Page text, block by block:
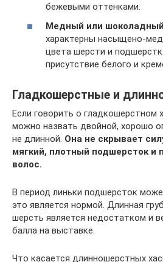
бежевыми оттенками.
Медный или
характерны насыщено-
цвета шерсти и
присутствие белого и
Гладкошерстные и
Если говорить о гладкошерстном
можно назвать двойной, хорошо
не длинной. Она не скрывает
мягкий, плотный подшерсток и
волос.
В период линьки подшерсток
это является нормой. Длинная
шерсть является недостатком и
балла на выставке.
Что касается длинношерстных